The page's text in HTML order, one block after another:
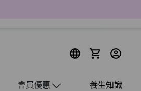
會員優惠 養生知識